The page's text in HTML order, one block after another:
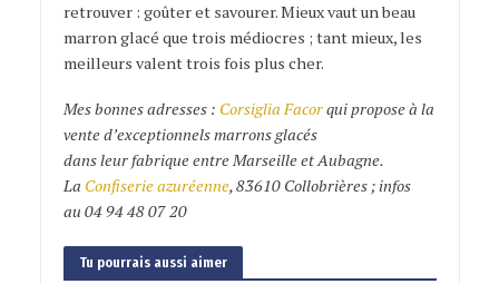
retrouver : goûter et savourer. Mieux vaut un beau
marron glacé que trois médiocres ; tant mieux, les
meilleurs valent trois fois plus cher.
Mes bonnes adresses : Corsiglia Facorqui propose à la
vente d’exceptionnels marrons glacés
dans leur fabrique entre Marseille et Aubagne.
La Confiserie azuréenne, 83610 Collobrières ; infos
au 04 94 48 07 20
Tu pourrais aussi aimer